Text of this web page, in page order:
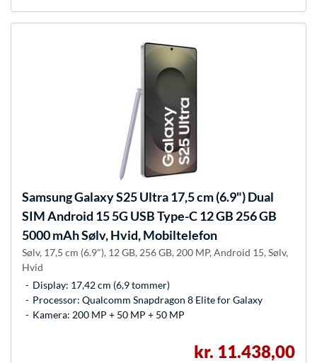
SamsungGalaxy S25 Ultra 17,5 cm (6.9") Dual
SIM Android 15 5G USB Type-C 12 GB 256 GB
5000 mAh Sølv, Hvid, Mobiltelefon
Sølv, 17,5 cm (6.9"), 12 GB, 256 GB, 200 MP, Android 15, Sølv,
Hvid
Display: 17,42 cm (6,9 tommer)
Processor: Qualcomm Snapdragon 8 Elite for Galaxy
Kamera: 200 MP + 50 MP + 50 MP
kr. 11.438,00